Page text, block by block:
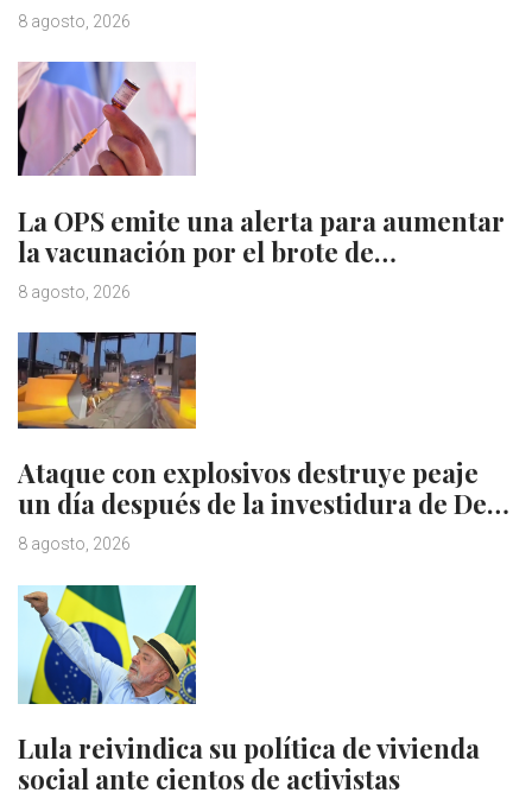
8 agosto, 2026
La OPS emite una alerta para aumentar
la vacunación por el brote de…
8 agosto, 2026
Ataque con explosivos destruye peaje
un día después de la investidura de De…
8 agosto, 2026
Lula reivindica su política de vivienda
social ante cientos de activistas